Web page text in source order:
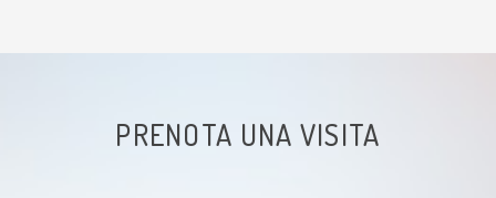
Dolore addominale
PRENOTA UNA VISITA